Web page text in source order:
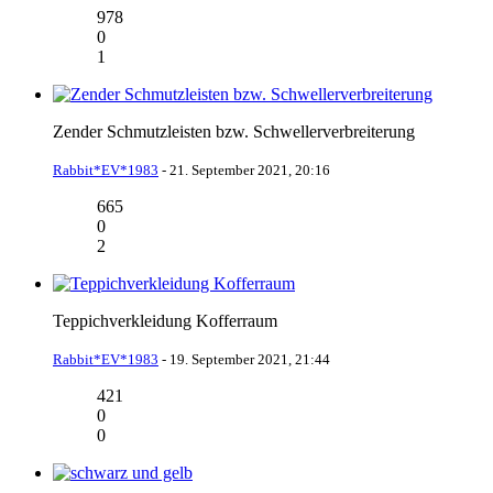
978
0
1
Zender Schmutzleisten bzw. Schwellerverbreiterung
Rabbit*EV*1983 - 21. September 2021, 20:16
665
0
2
Teppichverkleidung Kofferraum
Rabbit*EV*1983 - 19. September 2021, 21:44
421
0
0